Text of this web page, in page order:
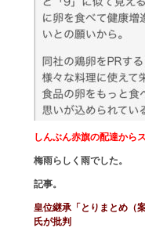
しんぶん赤旗の配達から
梅雨らしく雨でした。
記事。
皇位継承「とりまとめ（
氏が批判